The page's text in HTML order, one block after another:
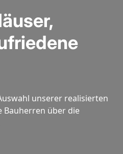
unserer realisierten
Bauherren über die